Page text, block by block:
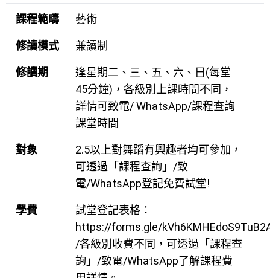
課程範疇 藝術
修讀模式 兼讀制
修讀期
逢星期二、三、五、六、日(每堂
45分鐘)，各級別上課時間不同，
詳情可致電/ WhatsApp/課程查詢
課堂時間
對象
2.5以上對舞蹈有興趣者均可參加，
可透過「課程查詢」/致
電/WhatsApp登記免費試堂!
學費
試堂登記表格：
https://forms.gle/
/各級別收費不同，可透過「課程查
詢」/致電/WhatsApp了解課程費